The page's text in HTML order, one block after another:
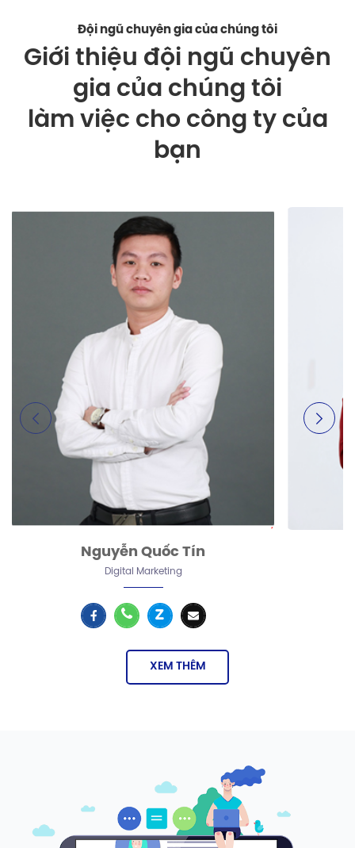
Đội ngũ chuyên gia của chúng tôi
Giới thiệu đội ngũ chuyên
gia của chúng tôi
làm việc cho công ty của
bạn
Nguyễn Quốc Tín
Digital Marketing
XEM THÊM